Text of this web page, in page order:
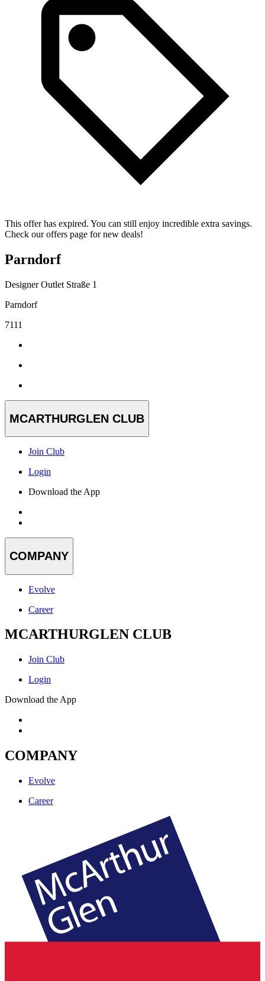
This offer has expired. You can still enjoy incredible extra savings.
Check our offers page for new deals!
Parndorf
Designer Outlet Straße 1
Parndorf
7111
MCARTHURGLEN CLUB
Join Club
Login
Download the App
COMPANY
Evolve
Career
MCARTHURGLEN CLUB
Join Club
Login
Download the App
COMPANY
Evolve
Career